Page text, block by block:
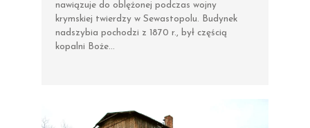
nawiązuje do oblężonej podczas wojny
krymskiej twierdzy w Sewastopolu. Budynek
nadszybia pochodzi z 1870 r., był częścią
kopalni Boże…